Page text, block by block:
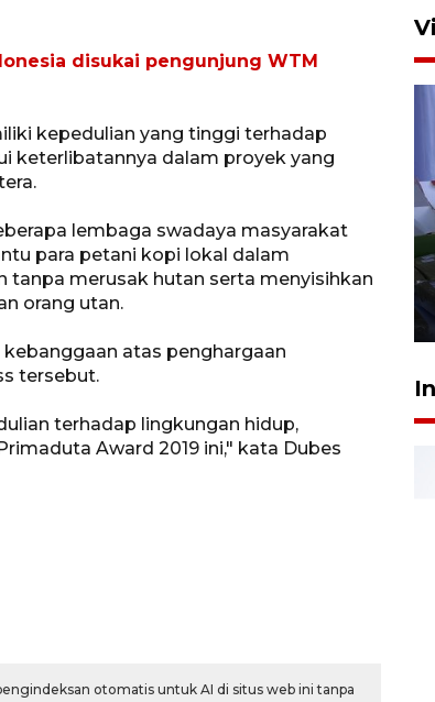
disukai pengunjung WTM
kepedulian yang tinggi terhadap
keterlibatannya dalam proyek yang
lembaga swadaya masyarakat
para petani kopi lokal dalam
tanpa merusak hutan serta menyisihkan
orang utan.
atas penghargaan
tersebut.
terhadap lingkungan hidup,
Award 2019 ini," kata Dubes
otomatis untuk AI di situs web ini tanpa
Polisi tetapkan lima tersangka
pengeroyokan maling ayam di
Tabanan
27 Juli 2026 22:32